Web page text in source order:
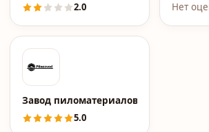
2.0
Нет
Завод пиломатериалов Pilozavod.ru
5.0